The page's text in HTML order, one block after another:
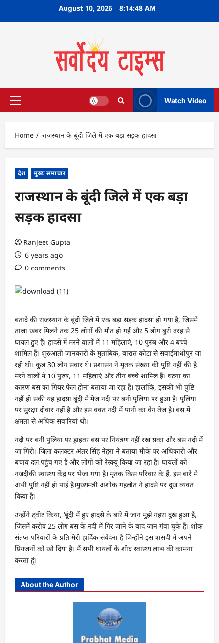
August 10, 2026 8:14:49 AM
Primary
Watch Video
Home राजस्थान के बूंदी जिले में एक बड़ा सड़क हादसा
देश मुख्य समाचार
राजस्थान के बूंदी जिले में एक बड़ा
सड़क हादसा
Ranjeet Gupta
6 years ago
0 comments
बतादे की राजस्थान के बूंदी जिले में एक बड़ा सड़क हादसा हो गया है, जिसमें
ताजा खबर मिलने तक 25 लोगों की मौत हो गई और 5 लोग बुरी तरह से
घायल हुए हैं। हादसे में मरने वालों में 11 महिलाएं, 10 पुरुष और 4 बच्चे
शामिल हैं। शुरुआती जानकारी के मुताबिक, बारात कोटा से सवाईमाधोपुर जा
रही थी। कुल 30 लोग सवार थे। प्रशासन ने मृतक संख्या की पुष्टि नहीं की है
मरने वालों में 10 पुरुष, 11 महिलाएं और तीन बच्चे शामिल हैं। घटना का
कारण बस का गियर फेल होना बताया जा रहा है। हालांकि, इसकी भी पुष्टि
नहीं हो सकी यह हादसा बूंदी में मेज नदी पर बनी पुलिया पर हुआ है। पुलिया
पर सुरक्षा दीवार नहीं है और इस वक्‍त नदी में पानी का वेग तेज है। बस में
क्षमता से अधिक सवारियां थी।
नदी पर बनी पुलिया पर ड्राइवर बस पर नियंत्रण नहीं रख सका और बस नदी में
जा गिरी। जिला कलक्टर अंतर सिंह नेहरा ने बताया मौके पर अधिकारी और
बचाव दल पहुंच गए हैं और लोगों को रेस्क्यू किया जा रहा है। घायलों को
नजदीकी स्वास्थ्य केंद्र पर भेजा गया है। मृतक किस परिवार के हैं, इस बारे में
अभी पुष्टि नहीं हो पाई है।मुख्‍यमंत्री अशोक गहलोत ने हादसे पर दुख व्‍यक्‍त
किया है।
उन्‍होंने ट्वीट किया, ‘बूंदी में हुए हादसे के बारे में जान मुझे गहरा दुख हुआ है,
जिसमें करीब 25 लोग बस के नदी में गिर जाने के बाद जान गंवा चुके हैं। शोक
संतप्त परिवारों के प्रति मेरी हार्दिक संवेदना है जिन्होंने इस त्रासदी में अपने
प्रियजनों को खो दिया है। मैं सभी घायलों के शीघ्र स्वास्थ्य लाभ की कामना
करता हूं।
About the Author